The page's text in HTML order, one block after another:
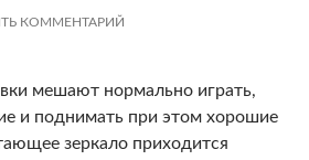
КОММЕНТАРИЙ
мешают нормально играть,
и поднимать при этом хорошие
зеркало приходится